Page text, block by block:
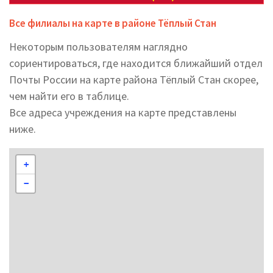
Все филиалы на карте в районе Тёплый Стан
Некоторым пользователям наглядно
сориентироваться, где находится ближайший отдел
Почты России на карте района Тёплый Стан скорее,
чем найти его в таблице.
Все адреса учреждения на карте представлены
ниже.
+
−